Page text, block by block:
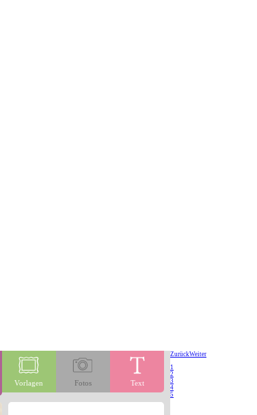
Vorlagen Fotos Text
ZurückWeiter
1
2
3
4
5